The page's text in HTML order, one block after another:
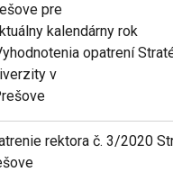
pre
kalendárny rok
opatrení
v
rektora č. 3/2020